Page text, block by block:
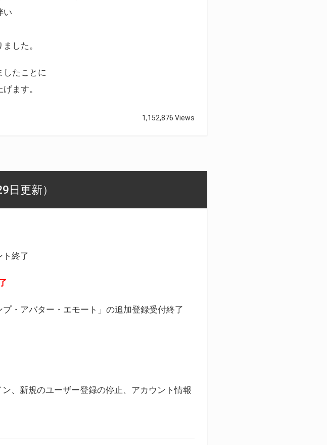
い
した。
したことに
ます。
1,152,876 Views
更新）
終了
・アバター・エモート」の追加登録受付終了
、新規のユーザー登録の停止、アカウント情報